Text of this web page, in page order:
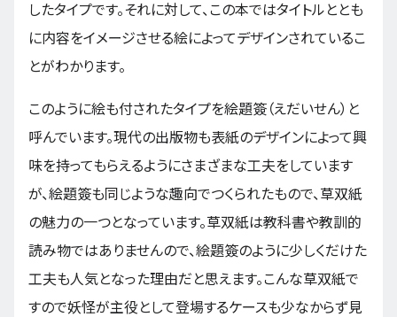
したタイプです。それに対して、この本ではタイトルととも
に内容をイメージさせる絵によってデザインされているこ
とがわかります。
このように絵も付されたタイプを絵題簽（えだいせん）と
呼んでいます。現代の出版物も表紙のデザインによって興
味を持ってもらえるようにさまざまな工夫をしています
が、絵題簽も同じような趣向でつくられたもので、草双紙
の魅力の一つとなっています。草双紙は教科書や教訓的
読み物ではありませんので、絵題簽のように少しくだけた
工夫も人気となった理由だと思えます。こんな草双紙で
すので妖怪が主役として登場するケースも少なからず見